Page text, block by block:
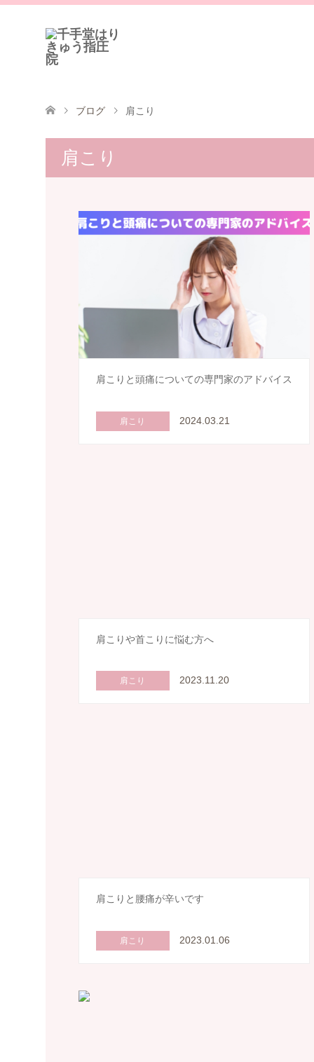
ブログ 肩こり
肩こり
肩こりと頭痛についての専門家のアドバイス
肩こり 2024.03.21
肩こりや首こりに悩む方へ
肩こり 2023.11.20
肩こりと腰痛が辛いです
肩こり 2023.01.06